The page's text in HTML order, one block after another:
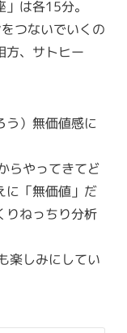
は各15分。
つないでいくの
方、サトヒー
う）無価値感に
らやってきてど
に「無価値」だ
りねっちり分析
楽しみにしてい